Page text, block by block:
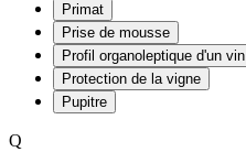
Primat
Prise de mousse
Profil organoleptique d'un vin
Protection de la vigne
Pupitre
Q